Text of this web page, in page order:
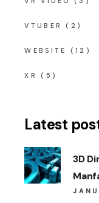
VTUBER (2)
WEBSITE (12)
XR (5)
Latest
3D